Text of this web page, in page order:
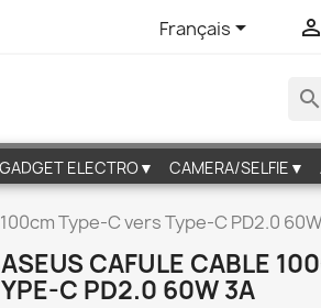
Français 
search
GADGET ELECTRO▼ CAMERA/SELFIE▼
Type-C vers Type-C PD2.0
CAFULE CABLE
C PD2.0 60W 3A